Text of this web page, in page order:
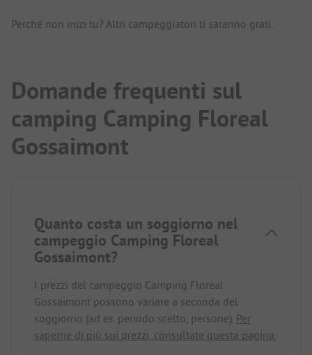
Perché non inizi tu? Altri campeggiatori ti saranno grati.
Domande frequenti sul
camping Camping Floreal
Gossaimont
Quanto costa un soggiorno nel
campeggio Camping Floreal
Gossaimont?
I prezzi del campeggio Camping Floreal
Gossaimont possono variare a seconda del
soggiorno (ad es. periodo scelto, persone). Per
saperne di più sui prezzi, consultate questa pagina.